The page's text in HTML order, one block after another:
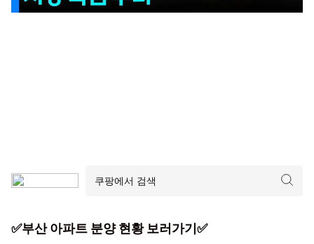
✅부산 아파트 분양 현황 보러가기✅